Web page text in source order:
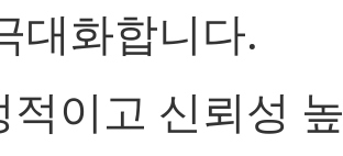
대화합니다.
적이고 신뢰성